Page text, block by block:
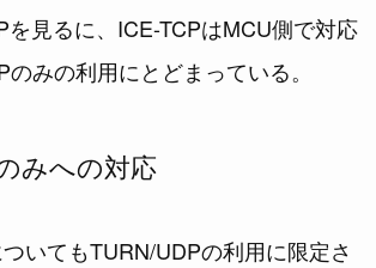
を見るに、ICE-TCPはMCU側で対応
のみの利用にとどまっている。
みへの対応
いてもTURN/UDPの利用に限定さ